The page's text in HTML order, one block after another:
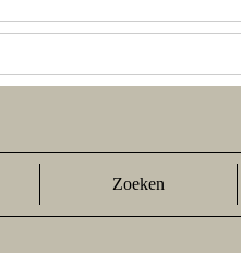
Zoeken